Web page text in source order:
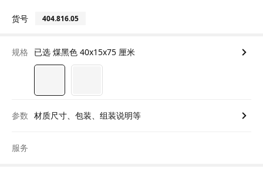
货号 404.816.05
规格 已选 煤黑色 40x15x75 厘米
参数 材质尺寸、包装、组装说明等
服务